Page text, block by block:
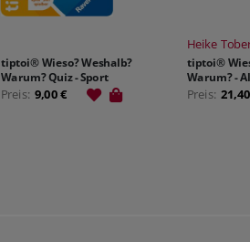
tiptoi® Wieso? Weshalb?
Warum? Quiz - Sport
Preis: 9,00 €
Heike
tiptoi®
Warum? -
Körper
Preis: